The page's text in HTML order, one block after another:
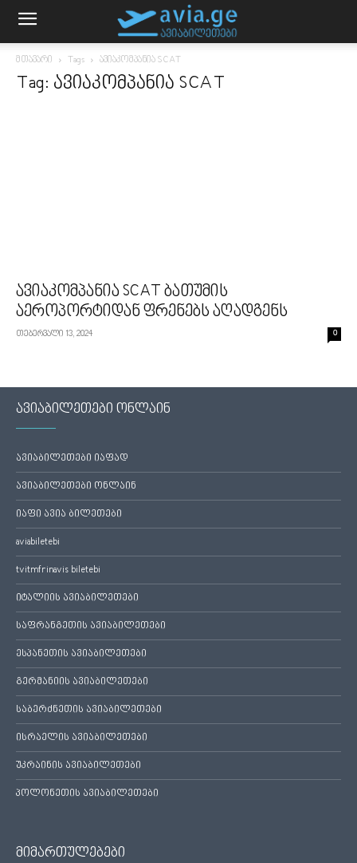
მთავარი Tags ავიაკომპანია SCAT
Tag: ავიაკომპანია SCAT
ავიაკომპანია SCAT ბათუმის
აეროპორტიდან ფრენებს აღადგენს
თებერვალი 13, 2024 0
ავიაბილეთები ონლაინ
ავიაბილეთები იაფად
ავიაბილეთები ონლაინ
იაფი ავია ბილეთები
aviabiletebi
tvitmfrinavis biletebi
იტალიის ავიაბილეთები
საფრანგეთის ავიაბილეთები
ესპანეთის ავიაბილეთები
გერმანიის ავიაბილეთები
საბერძნეთის ავიაბილეთები
ისრაელის ავიაბილეთები
უკრაინის ავიაბილეთები
პოლონეთის ავიაბილეთები
მიმართულებები